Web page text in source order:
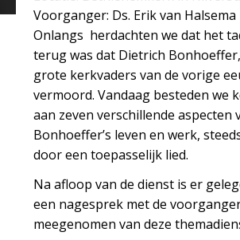
Voorganger: Ds. Erik van Halsema
Onlangs herdachten we dat het
terug was dat Dietrich
grote kerkvaders van de vorige
vermoord. Vandaag besteden we
aan zeven verschillende aspecten
Bonhoeffer’s leven en werk,
door een toepasselijk lied.
Na afloop van de dienst is er
een nagesprek met de
meegenomen van deze